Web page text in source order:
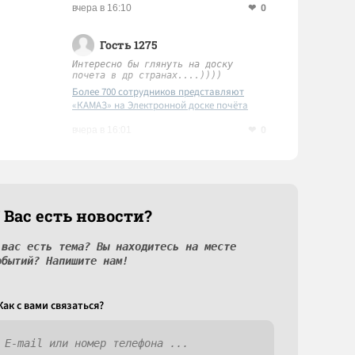
вчера в 16:10 0
Гость 1275
Интересно бы глянуть на доску
почета в др странах....))))
Более 700 сотрудников представляют
«КАМАЗ» на Электронной доске почёта
есть новости?
есть тема? Вы находитесь на месте
Напишите нам!
c вами связаться?